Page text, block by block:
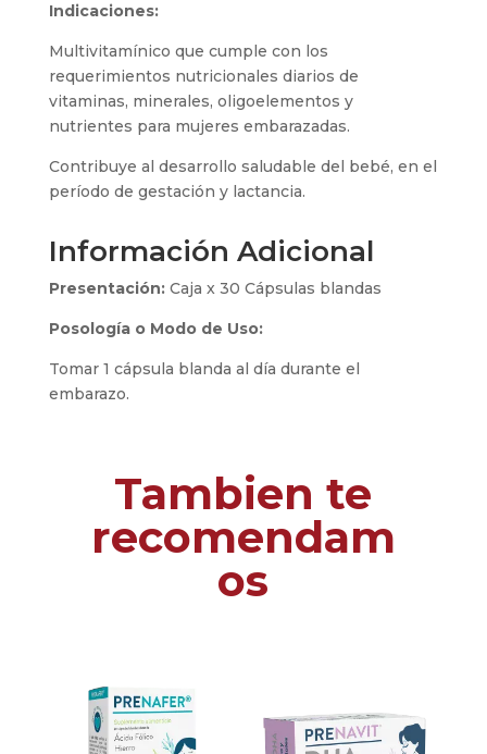
Indicaciones:
Multivitamínico que cumple con los
requerimientos nutricionales diarios de
vitaminas, minerales, oligoelementos y
nutrientes para mujeres embarazadas.
Contribuye al desarrollo saludable del bebé, en el
período de gestación y lactancia.
Información Adicional
Presentación:Caja x 30 Cápsulas blandas
Posología o Modo de Uso:
Tomar 1 cápsula blanda al día durante el
embarazo.
Tambien te
recomendam
os